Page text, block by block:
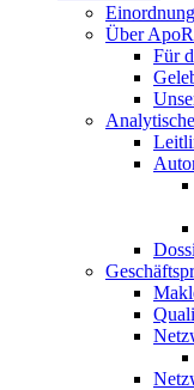
Über
Für